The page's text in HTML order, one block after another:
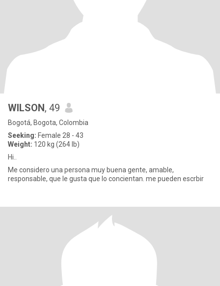
WILSON, 49
Bogotá, Bogota, Colombia
Seeking: Female 28 - 43
Weight: 120 kg (264 lb)
Hi..
Me considero una persona muy buena gente, amable,
responsable, que le gusta que lo concientan. me pueden escrbir